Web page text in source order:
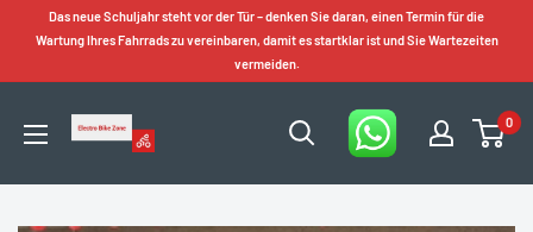
Inhalt
Das neue Schuljahr steht vor der Tür – denken Sie daran, einen Termin für die
Wartung Ihres Fahrrads zu vereinbaren, damit es startklar ist und Sie Wartezeiten
vermeiden.
Electro
Zone
0